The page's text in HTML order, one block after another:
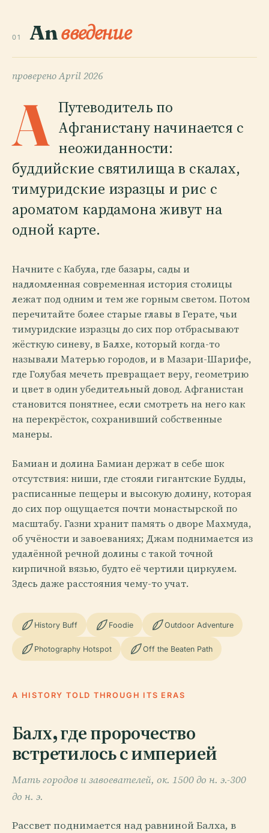
01 Anвведение
провереноApril 2026
A Путеводитель по
Афганистану начинается с
неожиданности:
буддийские святилища в скалах,
тимуридские изразцы и рис с
ароматом кардамона живут на
одной карте.
Начните с Кабула, где базары, сады и
надломленная современная история столицы
лежат под одним и тем же горным светом. Потом
перечитайте более старые главы в Герате, чьи
тимуридские изразцы до сих пор отбрасывают
жёсткую синеву, в Балхе, который когда-то
называли Матерью городов, и в Мазари-Шарифе,
где Голубая мечеть превращает веру, геометрию
и цвет в один убедительный довод. Афганистан
становится понятнее, если смотреть на него как
на перекрёсток, сохранивший собственные
манеры.
Бамиан и долина Бамиан держат в себе шок
отсутствия: ниши, где стояли гигантские Будды,
расписанные пещеры и высокую долину, которая
до сих пор ощущается почти монастырской по
масштабу. Газни хранит память о дворе Махмуда,
об учёности и завоеваниях; Джам поднимается из
удалённой речной долины с такой точной
кирпичной вязью, будто её чертили циркулем.
Здесь даже расстояния чему-то учат.
History Buff Foodie Outdoor Adventure
Photography Hotspot Off the Beaten Path
A HISTORY TOLD THROUGH ITS ERAS
Балх, где пророчество
встретилось с империей
Мать городов и завоевателей, ок. 1500 до н. э.-300
до н. э.
Рассвет поднимается над равниной Балха, в